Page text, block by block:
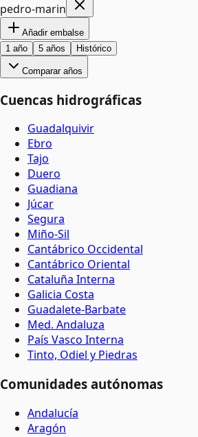
pedro-marin
Añadir embalse
1 año
5 años Histórico
Comparar años
Cuencas hidrográficas
Guadalquivir
Ebro
Tajo
Duero
Guadiana
Júcar
Segura
Miño-Sil
Cantábrico Occidental
Cantábrico Oriental
Cataluña Interna
Galicia Costa
Guadalete-Barbate
Med. Andaluza
País Vasco Interna
Tinto, Odiel y Piedras
Comunidades autónomas
Andalucía
Aragón